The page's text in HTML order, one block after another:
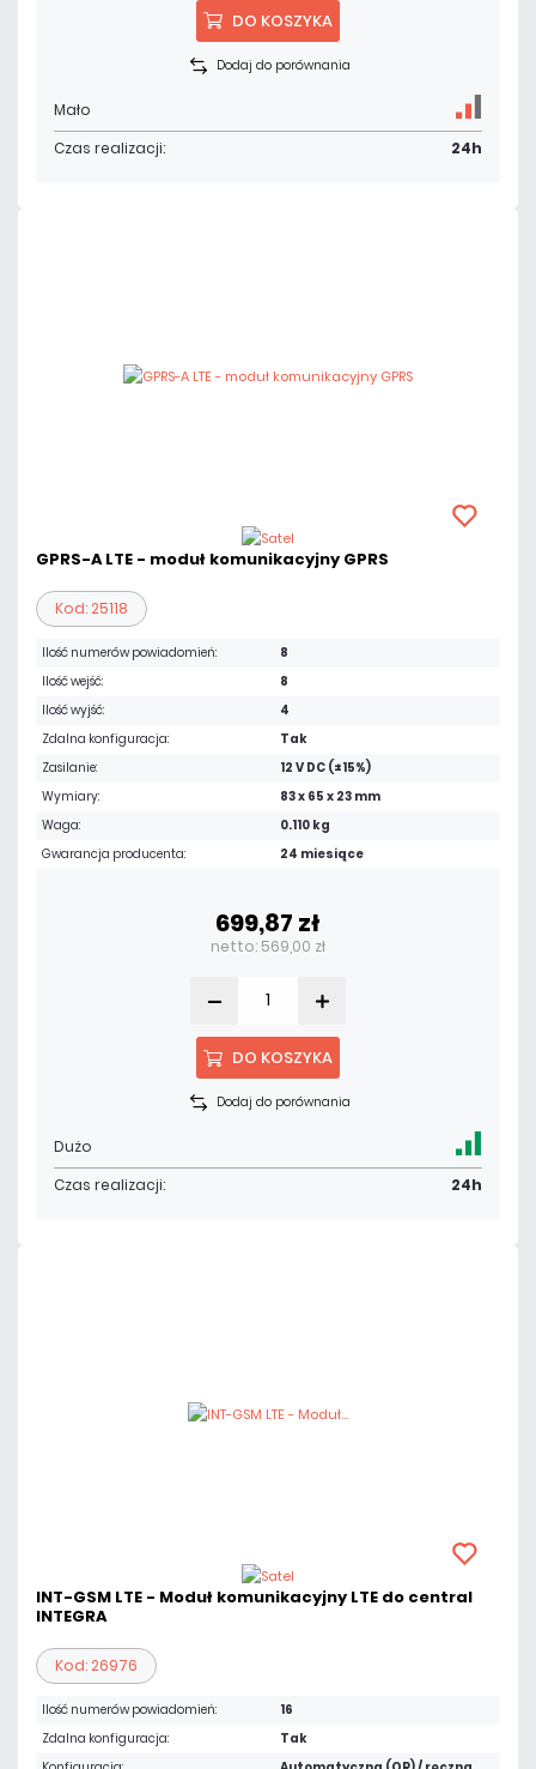
DO KOSZYKA
Dodaj do porównania
Mało
Czas realizacji:
24h
GPRS-A LTE - moduł komunikacyjny GPRS
Kod: 25118
Ilość numerów powiadomień:
8
Ilość wejść:
8
Ilość wyjść:
4
Zdalna konfiguracja:
Tak
Zasilanie:
12 V DC (±15%)
Wymiary:
83 x 65 x 23 mm
Waga:
0.110 kg
Gwarancja producenta:
24 miesiące
699,87 zł
netto: 569,00 zł
DO KOSZYKA
Dodaj do porównania
Dużo
Czas realizacji:
24h
INT-GSM LTE - Moduł komunikacyjny LTE do central
INTEGRA
Kod: 26976
Ilość numerów powiadomień:
16
Zdalna konfiguracja:
Tak